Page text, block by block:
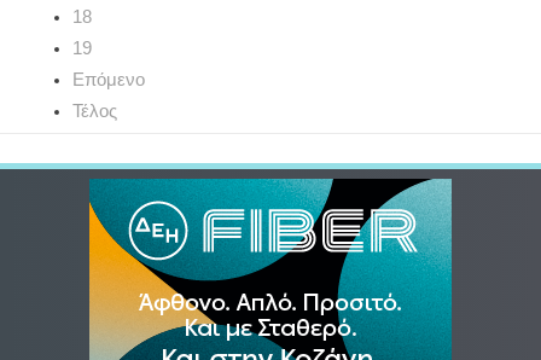
18
19
Επόμενο
Τέλος